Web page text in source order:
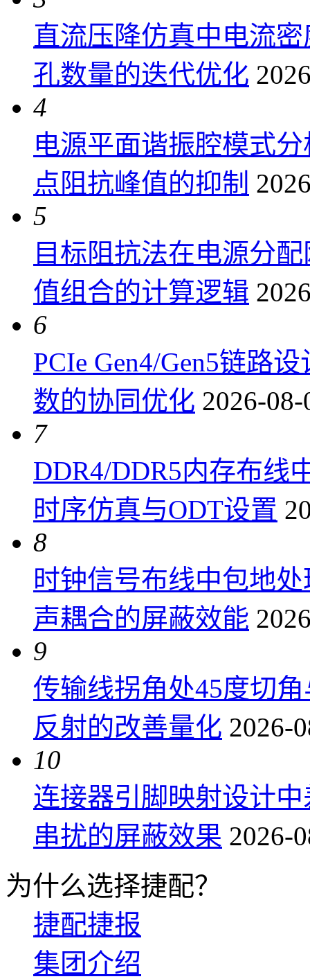
直流压降仿真中电流
孔数量的迭代优化
4
电源平面谐振腔模式
点阻抗峰值的抑制
5
目标阻抗法在电源分
值组合的计算逻辑
6
PCIe Gen4/Gen5链路
数的协同优化 2026-
7
DDR4/DDR5内存布线
时序仿真与ODT设置
8
时钟信号布线中包地
声耦合的屏蔽效能
9
传输线拐角处45度切
反射的改善量化 2026-
10
连接器引脚映射设计
串扰的屏蔽效果 2026-
为什么选择捷配？
捷配捷报
集团介绍